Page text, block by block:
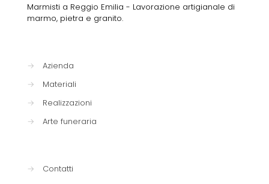
Marmisti a Reggio Emilia - Lavorazione artigianale di
marmo, pietra e granito.
→
Azienda
→
Materiali
→
Realizzazioni
→
Arte funeraria
→
Contatti